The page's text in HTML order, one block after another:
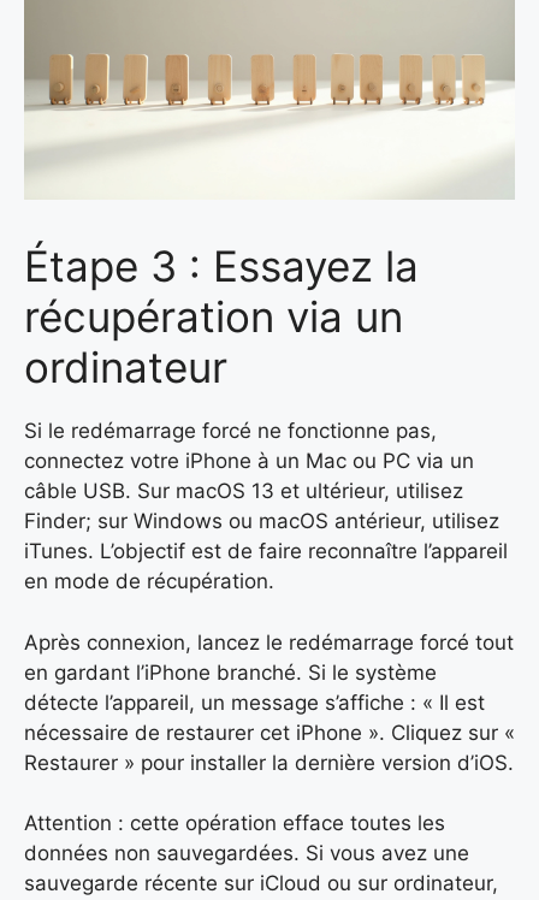
Étape 3 : Essayez la
récupération via un
ordinateur
Si le redémarrage forcé ne fonctionne pas,
connectez votre iPhone à un Mac ou PC via un
câble USB. Sur macOS 13 et ultérieur, utilisez
Finder; sur Windows ou macOS antérieur, utilisez
iTunes. L’objectif est de faire reconnaître l’appareil
en mode de récupération.
Après connexion, lancez le redémarrage forcé tout
en gardant l’iPhone branché. Si le système
détecte l’appareil, un message s’affiche : « Il est
nécessaire de restaurer cet iPhone ». Cliquez sur «
Restaurer » pour installer la dernière version d’iOS.
Attention : cette opération efface toutes les
données non sauvegardées. Si vous avez une
sauvegarde récente sur iCloud ou sur ordinateur,